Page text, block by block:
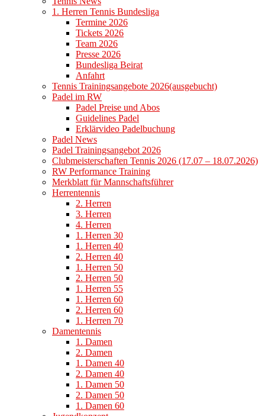
1. Herren Tennis Bundesliga
Termine 2026
Tickets 2026
Team 2026
Presse 2026
Bundesliga Beirat
Anfahrt
Tennis Trainingsangebote 2026(ausgebucht)
Padel im RW
Padel Preise und Abos
Guidelines Padel
Erklärvideo Padelbuchung
Padel News
Padel Trainingsangebot 2026
Clubmeisterschaften Tennis 2026 (17.07 – 18.07.2026)
RW Performance Training
Merkblatt für Mannschaftsführer
Herrentennis
2. Herren
3. Herren
4. Herren
1. Herren 30
1. Herren 40
2. Herren 40
1. Herren 50
2. Herren 50
1. Herren 55
1. Herren 60
2. Herren 60
1. Herren 70
Damentennis
1. Damen
2. Damen
1. Damen 40
2. Damen 40
1. Damen 50
2. Damen 50
1. Damen 60